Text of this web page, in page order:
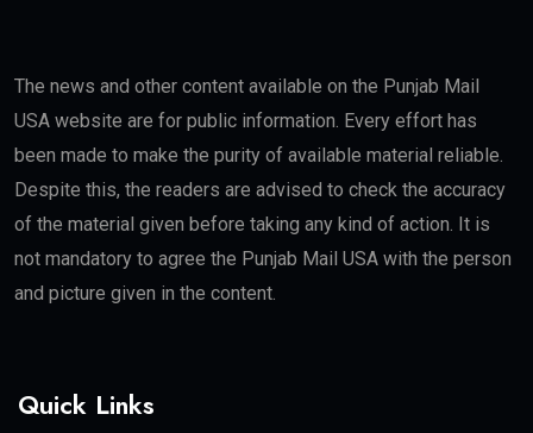
The news and other content available on the Punjab Mail
USA website are for public information. Every effort has
been made to make the purity of available material reliable.
Despite this, the readers are advised to check the accuracy
of the material given before taking any kind of action. It is
not mandatory to agree the Punjab Mail USA with the person
and picture given in the content.
Quick Links